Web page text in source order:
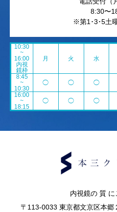
8:30〜
※第1･3･5土
10:30
~
16:00
内視
鏡枠
月 火 水
8:45
~
10:30
◯ ◯ ◯
16:00
~
18:15
◯ ◯ ◯
内視鏡の 質 に
〒113-0033 東京都文京区本郷